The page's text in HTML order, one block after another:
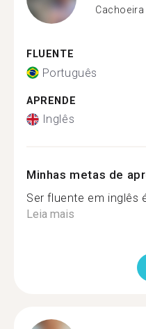
Cachoeira
FLUENTE
Português
APRENDE
Inglês
Minhas metas de
Ser fluente em inglês
Leia mais